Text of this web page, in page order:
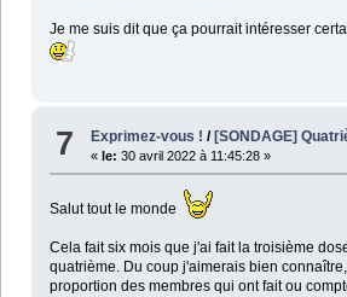
Je me suis dit que ça pourrait intéresser
7 Exprimez-vous ! / [SONDAGE]
« le: 30 avril 2022 à 11:45:28 »
Salut tout le monde
Cela fait six mois que j'ai fait la troisième
quatrième. Du coup j'aimerais bien
proportion des membres qui ont fait ou